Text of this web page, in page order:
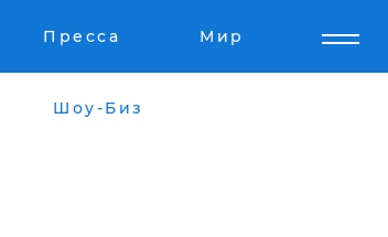
Пресса Мир
Шоу-Биз